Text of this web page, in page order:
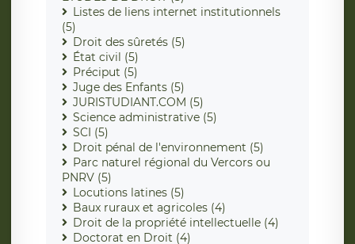
Listes de liens internet institutionnels
(5)
Droit des sûretés (5)
État civil (5)
Préciput (5)
Juge des Enfants (5)
JURISTUDIANT.COM (5)
Science administrative (5)
SCI (5)
Droit pénal de l'environnement (5)
Parc naturel régional du Vercors ou
PNRV (5)
Locutions latines (5)
Baux ruraux et agricoles (4)
Droit de la propriété intellectuelle (4)
Doctorat en Droit (4)